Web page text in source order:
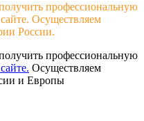
профессиональную
Осуществляем
России.
профессиональную
Осуществляем
и Европы